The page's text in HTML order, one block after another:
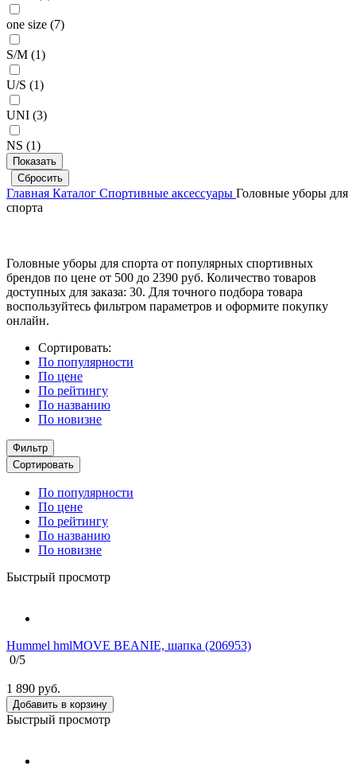
one size (7)
S/M (1)
U/S (1)
UNI (3)
NS (1)
Главная Каталог Спортивные аксессуары Головные уборы для
спорта
Головные уборы для спорта от популярных спортивных
брендов по цене от 500 до 2390 руб. Количество товаров
доступных для заказа: 30. Для точного подбора товара
воспользуйтесь фильтром параметров и оформите покупку
онлайн.
Сортировать:
По популярности
По цене
По рейтингу
По названию
По новизне
Фильтр
Сортировать
По популярности
По цене
По рейтингу
По названию
По новизне
Быстрый просмотр
Hummel hmlMOVE BEANIE, шапка (206953)
0/5
1 890 руб.
Добавить в корзину
Быстрый просмотр